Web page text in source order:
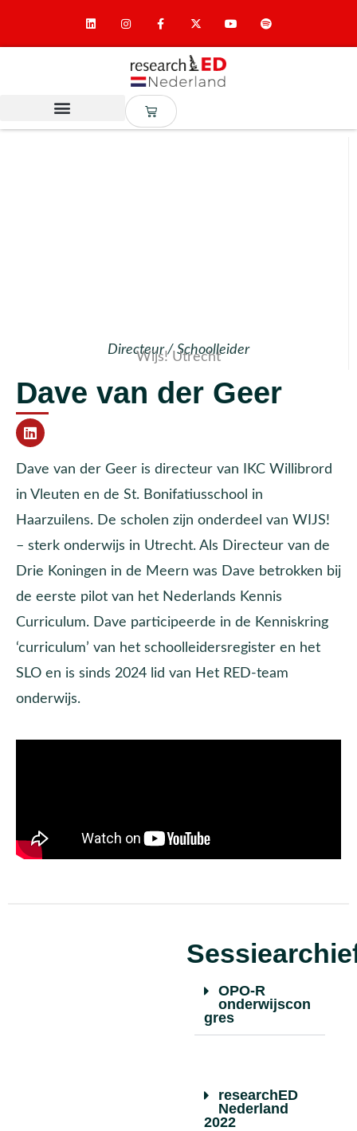
Directeur / Schoolleider
Wijs! Utrecht
Dave van der Geer
Dave van der Geer is directeur van IKC Willibrord
in Vleuten en de St. Bonifatiusschool in
Haarzuilens. De scholen zijn onderdeel van WIJS!
– sterk onderwijs in Utrecht. Als Directeur van de
Drie Koningen in de Meern was Dave betrokken bij
de eerste pilot van het Nederlands Kennis
Curriculum. Dave participeerde in de Kenniskring
‘curriculum’ van het schoolleidersregister en het
SLO en is sinds 2024 lid van Het RED-team
onderwijs.
OPO-R
onderwijscon
gres
researchED
Nederland
2022